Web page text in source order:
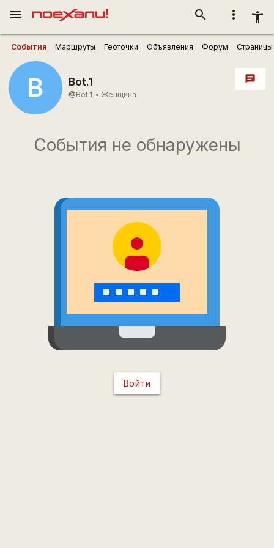
more_vert accessibility_new
search
menu
События Маршруты Геоточки Объявления Форум Страницы
B Bot.1
@Bot.1 • Женщина
chat
События не обнаружены
Войти